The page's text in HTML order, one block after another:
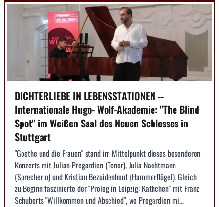
DICHTERLIEBE IN LEBENSSTATIONEN --
Internationale Hugo- Wolf-Akademie: "The Blind
Spot" im Weißen Saal des Neuen Schlosses in
Stuttgart
"Goethe und die Frauen" stand im Mittelpunkt dieses besonderen
Konzerts mit Julian Pregardien (Tenor), Julia Nachtmann
(Sprecherin) und Kristian Bezuidenhout (Hammerflügel). Gleich
zu Beginn faszinierte der "Prolog in Leipzig: Käthchen" mit Franz
Schuberts "Willkommen und Abschied", wo Pregardien mi...